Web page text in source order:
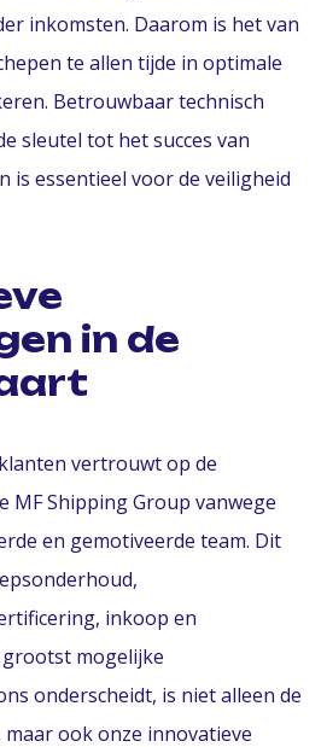
inkomsten. Daarom is het van
te allen tijde in optimale
Betrouwbaar technisch
sleutel tot het succes van
is essentieel voor de veiligheid
in de
vertrouwt op de
MF Shipping Group vanwege
en gemotiveerde team. Dit
inkoop en
mogelijke
onderscheidt, is niet alleen de
ook onze innovatieve